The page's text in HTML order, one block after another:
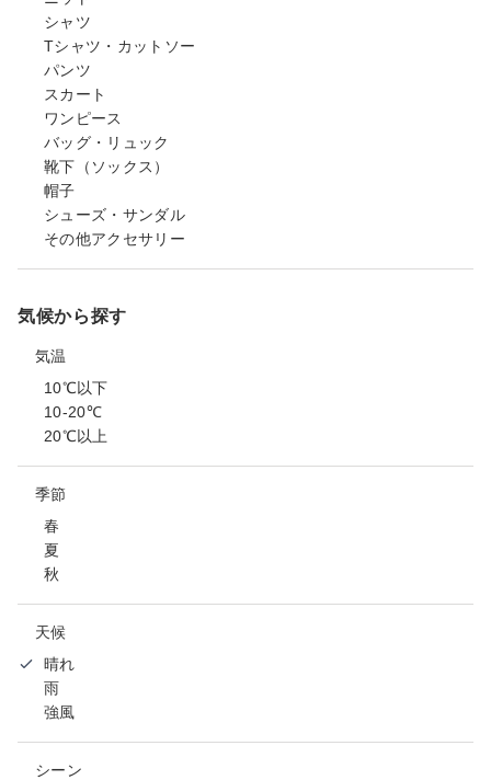
シャツ
Tシャツ・カットソー
パンツ
スカート
ワンピース
バッグ・リュック
靴下（ソックス）
帽子
シューズ・サンダル
その他アクセサリー
気候から探す
気温
10℃以下
10-20℃
20℃以上
季節
春
夏
秋
天候
晴れ
雨
強風
シーン